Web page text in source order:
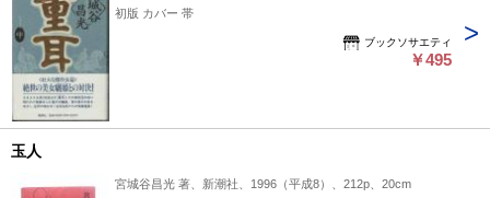
初版 カバー 帯
ブックソサエティ
￥495
玉人
宮城谷昌光 著、新潮社、1996（平成8）、212p、20cm